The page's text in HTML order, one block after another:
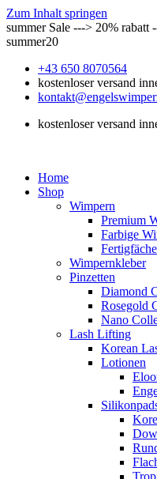
Zum Inhalt springen
summer Sale ---> 20% rabatt
summer20
+43 650 8070564
kostenloser versand
kostenloser versand
Home
Shop
Wimpern
Premium
Farbige
Wimpernkleber
Pinzetten
Diamond
Rosegold
Nano
Lash Lifting
Korean
Lotionen